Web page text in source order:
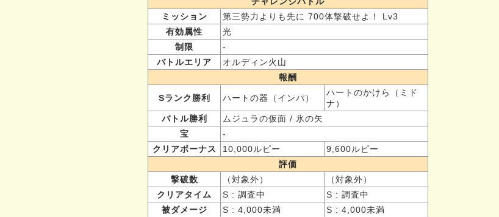
ミッション
第三勢力よりも先に 700体撃破せよ！ Lv3
有効属性
光
制限
-
バトルエリア
オルディン火山
報酬
Sランク勝利 ハートの器（インパ）
ハートのかけら（ミド
ナ）
バトル勝利
ムジュラの仮面 / 氷の矢
宝
-
クリアボーナス
10,000ルピー
9,600ルピー
評価
撃破数
（対象外）
（対象外）
クリアタイム
S : 調査中
S : 調査中
被ダメージ
S : 4,000未満 S : 4,000未満